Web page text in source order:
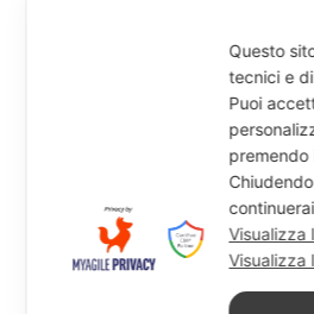
Via Degli Speziali, 161
40050 Funo di
+39 051
Questo
tecnici e
Puoi
premendo
Visualizza
Visualizza